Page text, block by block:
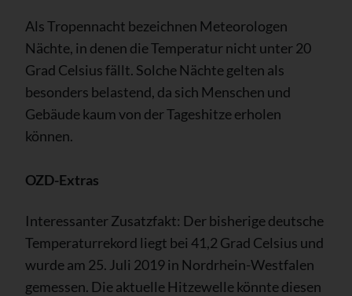
Als Tropennacht bezeichnen Meteorologen
Nächte, in denen die Temperatur nicht unter 20
Grad Celsius fällt. Solche Nächte gelten als
besonders belastend, da sich Menschen und
Gebäude kaum von der Tageshitze erholen
können.
OZD-Extras
Interessanter Zusatzfakt: Der bisherige deutsche
Temperaturrekord liegt bei 41,2 Grad Celsius und
wurde am 25. Juli 2019 in Nordrhein-Westfalen
gemessen. Die aktuelle Hitzewelle könnte diesen